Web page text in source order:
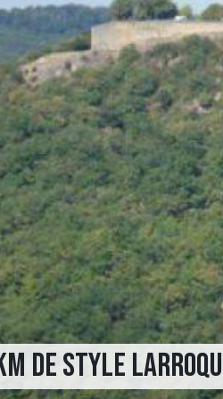
de style